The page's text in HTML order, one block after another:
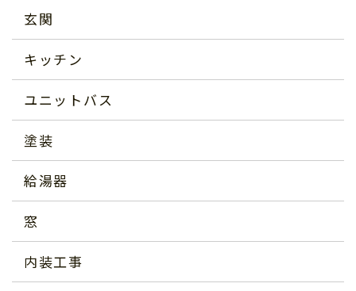
玄関
キッチン
ユニットバス
塗装
給湯器
窓
内装工事